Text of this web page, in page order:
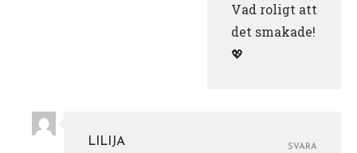
Vad roligt att
det smakade!
💖
LILIJA
SVARA